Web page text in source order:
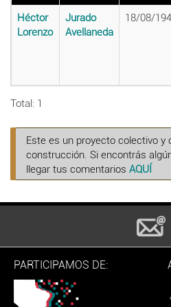
Héctor
Lorenzo
Jurado
Avellaneda
18/08/
Total: 1
Este es un proyecto colectivo y
construcción. Si encontrás
llegar tus comentarios AQUÍ
PARTICIPAMOS DE: